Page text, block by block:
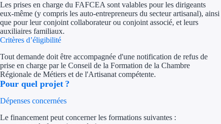
Simulateur d'éligibilité
Quelles aides pour
Les prises en charge du FAFCEA sont valables pour les dirigeants
eux-même (y compris les auto-entrepreneurs du secteur artisanal), ainsi
que pour leur conjoint collaborateur ou conjoint associé, et leurs
auxiliaires familiaux.
Critères d’éligibilité
Tout demande doit être accompagnée d'une notification de refus de
prise en charge par le Conseil de la Formation de la Chambre
Régionale de Métiers et de l'Artisanat compétente.
Pour quel projet ?
Dépenses concernées
Le financement peut concerner les formations suivantes :